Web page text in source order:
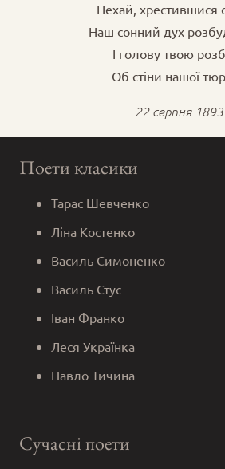
Нехай, хрестившися
Наш сонний дух
І голову твою
Об стіни нашої
22 серпня 1893
Поети класики
Тарас Шевченко
Ліна Костенко
Василь Симоненко
Василь Стус
Іван Франко
Леся Українка
Павло Тичина
Сучасні поети